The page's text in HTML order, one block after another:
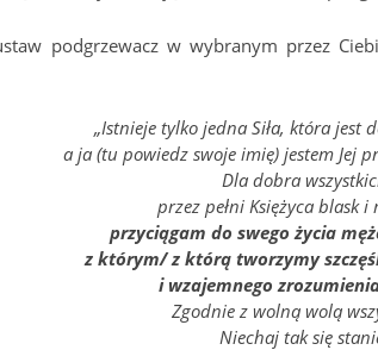
podgrzewacz w wybranym przez
„Istnieje tylko jedna Siła, która jest
a ja (tu powiedz swoje imię) jestem Jej
Dla dobra
przez pełni Księżyca blask i
przyciągam do swego życia
z którym/ z którą tworzymy
i wzajemnego
Zgodnie z wolną wolą
Niechaj tak się